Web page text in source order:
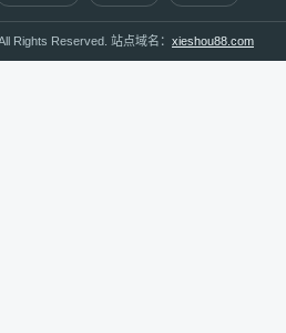
Rights Reserved. 站点域名： xieshou88.com